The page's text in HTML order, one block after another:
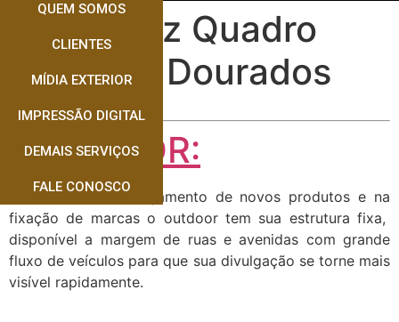
QUEM SOMOS
CLIENTES
MÍDIA EXTERIOR
IMPRESSÃO DIGITAL
DEMAIS SERVIÇOS
FALE CONOSCO
Quem faz Quadro
Metalon Dourados
OUTDOOR:
Muito usado no lançamento de novos produtos e na
fixação de marcas o outdoor tem sua estrutura fixa,
disponível a margem de ruas e avenidas com grande
fluxo de veículos para que sua divulgação se torne mais
visível rapidamente.